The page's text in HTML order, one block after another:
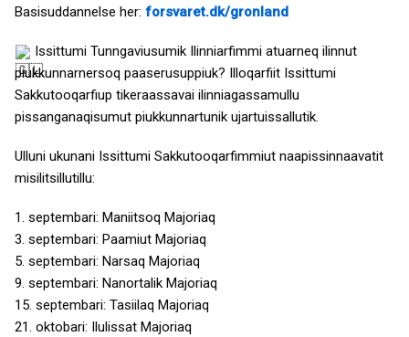
Basisuddannelse her: forsvaret.dk/gronland
Issittumi Tunngaviusumik Ilinniarfimmi atuarneq ilinnut
piukkunnarnersoq paaserusuppiuk? Illoqarfiit Issittumi
Sakkutooqarfiup tikeraassavai ilinniagassamullu
pissanganaqisumut piukkunnartunik ujartuissallutik.
Ulluni ukunani Issittumi Sakkutooqarfimmiut naapissinnaavatit
misilitsillutillu:
1. septembari: Maniitsoq Majoriaq
3. septembari: Paamiut Majoriaq
5. septembari: Narsaq Majoriaq
9. septembari: Nanortalik Majoriaq
15. septembari: Tasiilaq Majoriaq
21. oktobari: Ilulissat Majoriaq